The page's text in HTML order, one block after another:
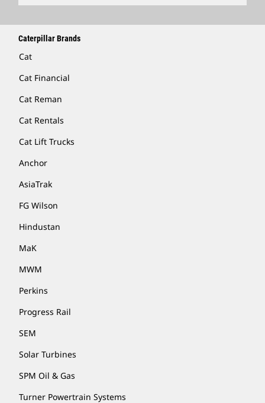
Caterpillar Brands
Cat
Cat Financial
Cat Reman
Cat Rentals
Cat Lift Trucks
Anchor
AsiaTrak
FG Wilson
Hindustan
MaK
MWM
Perkins
Progress Rail
SEM
Solar Turbines
SPM Oil & Gas
Turner Powertrain Systems